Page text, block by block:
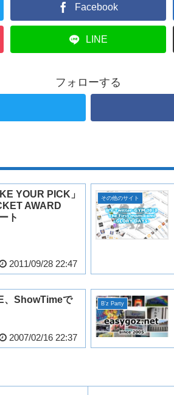
Facebook
LINE
フォローする
YOUR PICK」
AWARD
ト
2011/09/28 22:47
その他のサイト
、ShowTimeで
2007/02/16 22:37
B'z Party